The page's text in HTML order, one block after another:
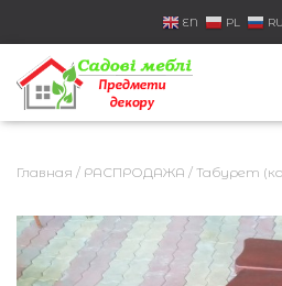
EN PL RU
Главная / РАСПРОДАЖА / Табурет